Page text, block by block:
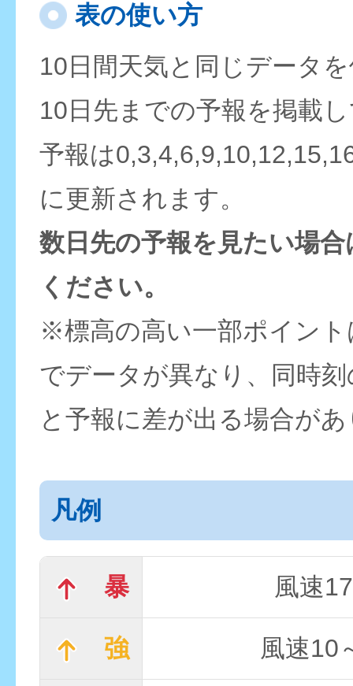
表の使い方
10日間天気と同じデータ
10日先までの予報を掲載
予報は
に更新されます。
数日先の予報を見たい場
ください。
※標高の高い一部ポイン
でデータが異なり、同時
と予報に差が出る場合が
凡例
暴 風速
強 風速10